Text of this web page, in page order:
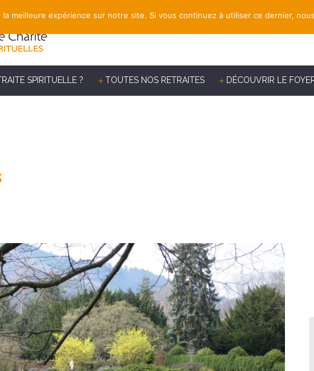
SPIRITUELLE ? TOUTES NOS RETRAITES DÉCOUVRIR LE
meilleure expérience sur notre site. Si vous continuez à utiliser ce dernier,